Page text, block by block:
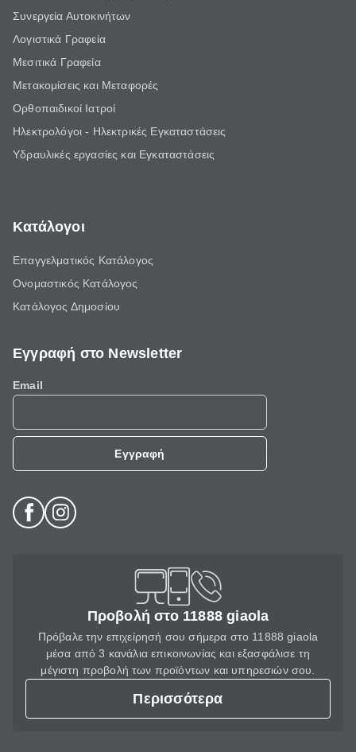
Συνεργεία Αυτοκινήτων
Λογιστικά Γραφεία
Μεσιτικά Γραφεία
Μετακομίσεις και Μεταφορές
Ορθοπαιδικοί Ιατροί
Ηλεκτρολόγοι - Ηλεκτρικές Εγκαταστάσεις
Υδραυλικές εργασίες και Εγκαταστάσεις
Κατάλογοι
Επαγγελματικός Κατάλογος
Ονομαστικός Κατάλογος
Κατάλογος Δημοσίου
Εγγραφή στο Newsletter
Email
Εγγραφή
Προβολή στο 11888 giaola
Πρόβαλε την επιχείρησή σου σήμερα στο 11888 giaola
μέσα από 3 κανάλια επικοινωνίας και εξασφάλισε τη
μέγιστη προβολή των προϊόντων και υπηρεσιών σου.
Περισσότερα